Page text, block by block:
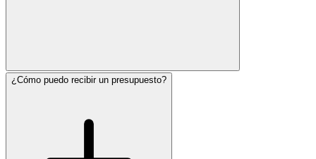
¿Cómo puedo recibir un presupuesto?